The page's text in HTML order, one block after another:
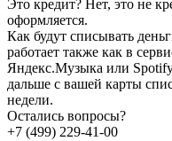
Это кредит? Нет, это не
оформляется.
Как будут списывать
работает также как в
Яндекс.Музыка или
дальше с вашей карты
недели.
Остались вопросы?
+7 (499) 229-41-00